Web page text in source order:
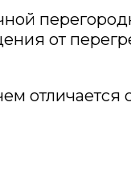
от
отличается